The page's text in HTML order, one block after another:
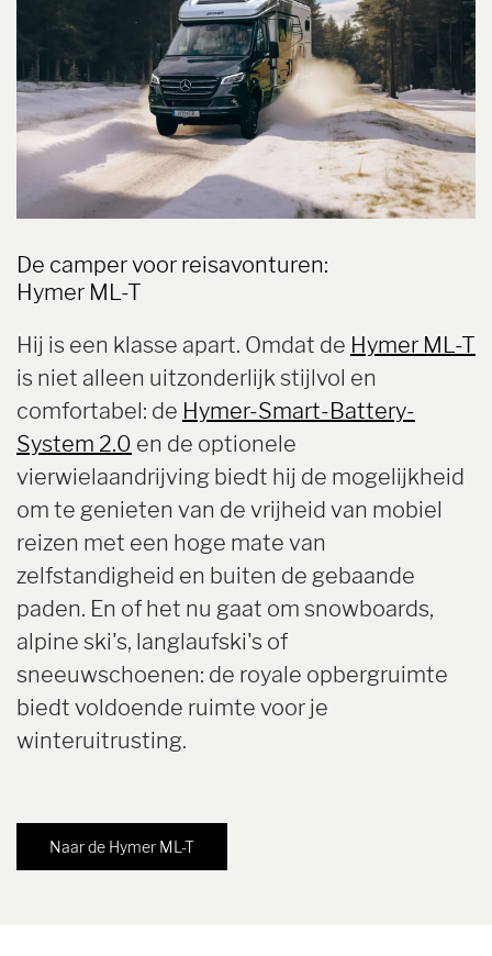
De camper voor reisavonturen:
Hymer ML-T
Hij is een klasse apart. Omdat de Hymer ML-T
is niet alleen uitzonderlijk stijlvol en
comfortabel: de Hymer-Smart-Battery-
System 2.0 en de optionele
vierwielaandrijving biedt hij de mogelijkheid
om te genieten van de vrijheid van mobiel
reizen met een hoge mate van
zelfstandigheid en buiten de gebaande
paden. En of het nu gaat om snowboards,
alpine ski's, langlaufski's of
sneeuwschoenen: de royale opbergruimte
biedt voldoende ruimte voor je
winteruitrusting.
Naar de Hymer ML-T